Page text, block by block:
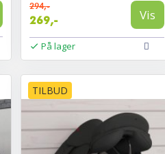
294,-
269,- Vis
På lager
TILBUD